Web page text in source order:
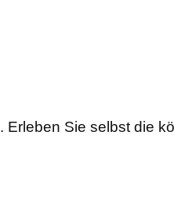
Erleben Sie selbst die